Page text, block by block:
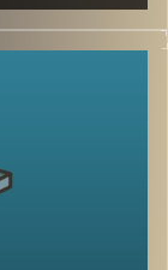
הקורונה שינתה
ובהם גם
עידן אלמוג,
רייכמן מספר
הקורונה הובילה
מהשינויים